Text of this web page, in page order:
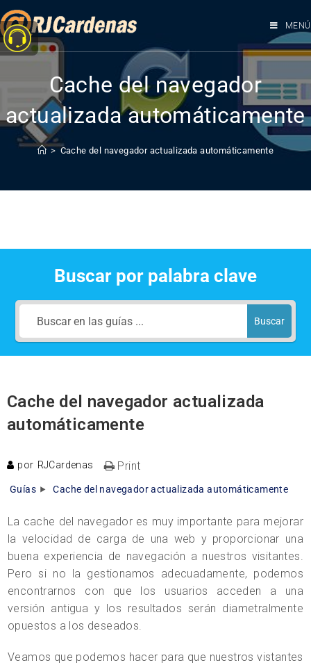
MENÚ
Cache del navegador
actualizada automáticamente
> Cache del navegador actualizada automáticamente
Buscar por palabra clave
Buscar
Cache del navegador actualizada
automáticamente
por RJCardenas Print
Guías Cache del navegador actualizada automáticamente
La cache del navegador es muy importante para mejorar
la velocidad de carga de una web y proporcionar una
buena experiencia de navegación a nuestros visitantes.
Pero si no la gestionamos adecuadamente, podemos
encontrarnos con que los usuarios acceden a una
versión antigua y los resultados serán diametralmente
opuestos a los deseados.
Veamos que podemos hacer para que nuestros vistantes